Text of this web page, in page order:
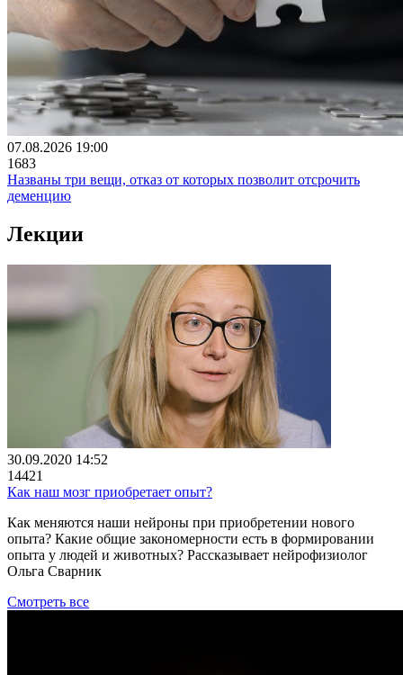
07.08.2026 19:00
1683
Названы три вещи, отказ от которых позволит отсрочить
деменцию
Лекции
30.09.2020 14:52
14421
Как наш мозг приобретает опыт?
Как меняются наши нейроны при приобретении нового
опыта? Какие общие закономерности есть в формировании
опыта у людей и животных? Рассказывает нейрофизиолог
Ольга Сварник
Смотреть все